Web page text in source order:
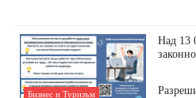
Бизнес и Туризъм
Над 13